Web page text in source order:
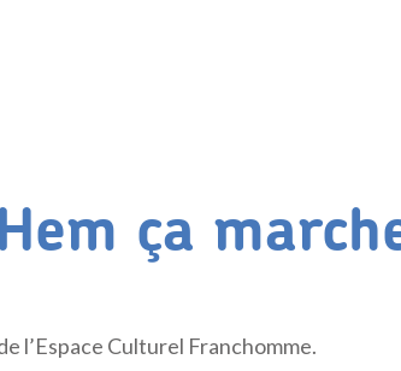
ça
l’Espace Culturel Franchomme.